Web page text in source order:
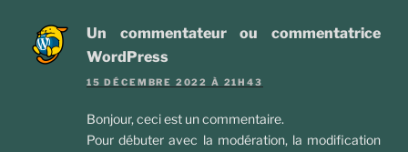
Un commentateur ou commentatrice
WordPress
15 DÉCEMBRE 2022 À 21H43
Bonjour, ceci est un commentaire.
Pour débuter avec la modération, la modification